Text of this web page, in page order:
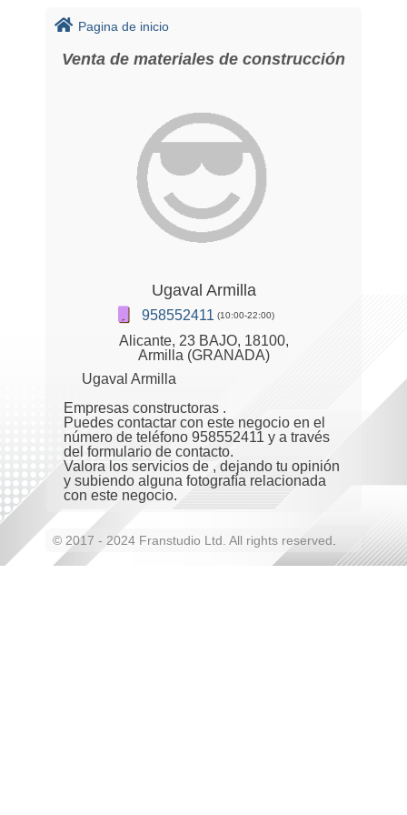
Pagina de inicio
Venta de materiales de construcción
Ugaval Armilla
958552411 (10:00-22:00)
Alicante, 23 BAJO, 18100,
Armilla (GRANADA)
Ugaval Armilla
Empresas constructoras .
Puedes contactar con este negocio en el
número de teléfono 958552411 y a través
del formulario de contacto.
Valora los servicios de , dejando tu opinión
y subiendo alguna fotografía relacionada
con este negocio.
© 2017 - 2024 Franstudio Ltd. All rights reserved